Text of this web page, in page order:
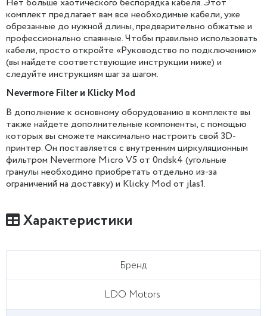
Нет больше хаотического беспорядка кабеля. Этот
комплект предлагает вам все необходимые кабели, уже
обрезанные до нужной длины, предварительно обжатые и
профессионально спаянные. Чтобы правильно использовать
кабели, просто откройте «Руководство по подключению»
(вы найдете соответствующие инструкции ниже) и
следуйте инструкциям шаг за шагом.
Nevermore Filter и Klicky Mod
В дополнение к основному оборудованию в комплекте вы
также найдете дополнительные компоненты, с помощью
которых вы сможете максимально настроить свой 3D-
принтер. Он поставляется с внутренним циркуляционным
фильтром Nevermore Micro V5 от 0ndsk4 (угольные
гранулы необходимо приобретать отдельно из-за
ограничений на доставку) и Klicky Mod от jlas1.
Характеристики
Бренд
LDO Motors